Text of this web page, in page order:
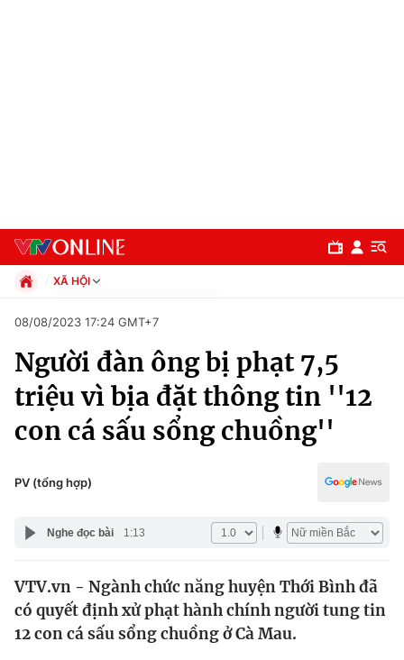
Chuyên mục
Chính trị
Thế giới
XÃ HỘI
Xã hội
Pháp luật
Thể thao
Truyền hình
Đời sống
Giáo dục
08/08/2023 17:24 GMT+7
Người đàn ông bị phạt 7,5
triệu vì bịa đặt thông tin ''12
con cá sấu sổng chuồng''
PV (tổng hợp)
Nghe đọc bài 1:13
VTV.vn - Ngành chức năng huyện Thới Bình đã
có quyết định xử phạt hành chính người tung tin
12 con cá sấu sổng chuồng ở Cà Mau.